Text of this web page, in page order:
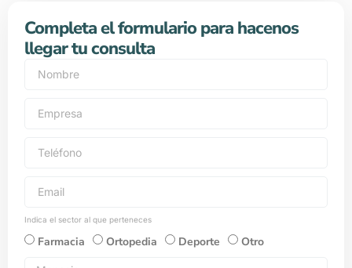
Completa el formulario para hacenos
llegar tu consulta
Indica el sector al que perteneces
Farmacia Ortopedia Deporte Otro